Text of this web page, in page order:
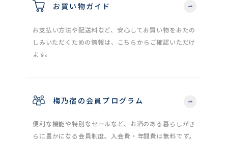
お買い物ガイド
お支払い方法や配送料など、安心してお買い物をおたの
しみいただくための情報は、こちらからご確認いただけ
ます。
梅乃宿の会員プログラム
便利な機能や特別なセールなど、お酒のある暮らしがさ
らに豊かになる会員制度。入会費・年間費は無料です。